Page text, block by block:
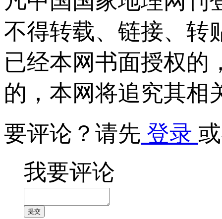
不得转载、链接、转
已经本网书面授权的
的，本网将追究其相
要评论？请先 登录
我要评论